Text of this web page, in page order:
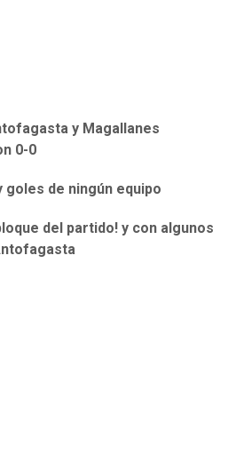
y Magallanes
0-0
goles de ningún equipo
del partido! y con algunos